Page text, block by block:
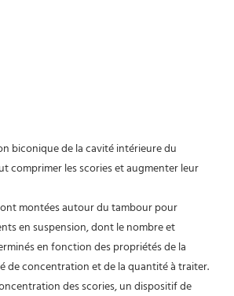
biconique de la cavité intérieure du
comprimer les scories et augmenter leur
en suspension, dont le nombre et
en fonction des propriétés de la
de concentration et de la quantité à traiter.